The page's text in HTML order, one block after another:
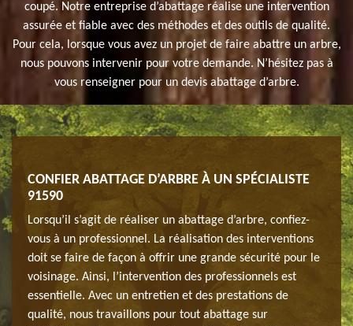
coupé. Notre entreprise d’abattage réalise une intervention
assurée et fiable avec des méthodes et des outils de qualité.
Pour cela, lorsque vous avez un projet de faire abattre un arbre,
nous pouvons intervenir pour votre demande. N’hésitez pas à
vous renseigner pour un devis abattage d’arbre.
CONFIER ABATTAGE D’ARBRE À UN SPÉCIALISTE
91590
Lorsqu’il s’agit de réaliser un abattage d’arbre, confiez-
vous à un professionnel. La réalisation des interventions
doit se faire de façon à offrir une grande sécurité pour le
voisinage. Ainsi, l’intervention des professionnels est
essentielle. Avec un entretien et des prestations de
qualité, nous travaillons pour tout abattage sur
JH
de